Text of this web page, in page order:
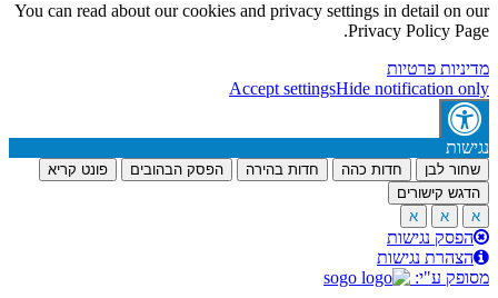
You can read about our cookies and privacy settings
Accept settingsHide
כהה חדות בהירה הפסק הבהובים פונט קריא